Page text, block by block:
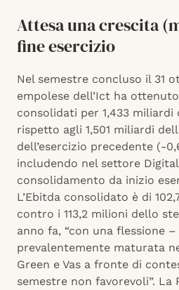
Attesa una crescita
fine esercizio
Nel semestre concluso il 31
empolese dell’Ict ha
consolidati per 1,433 miliardi
rispetto agli 1,501 miliardi
dell’esercizio precedente (-
includendo nel settore
consolidamento da inizio
L’Ebitda consolidato è di
contro i 113,2 milioni dello
anno fa, “con una flessione
prevalentemente maturata
Green e Vas a fronte di
semestre non favorevoli”. La